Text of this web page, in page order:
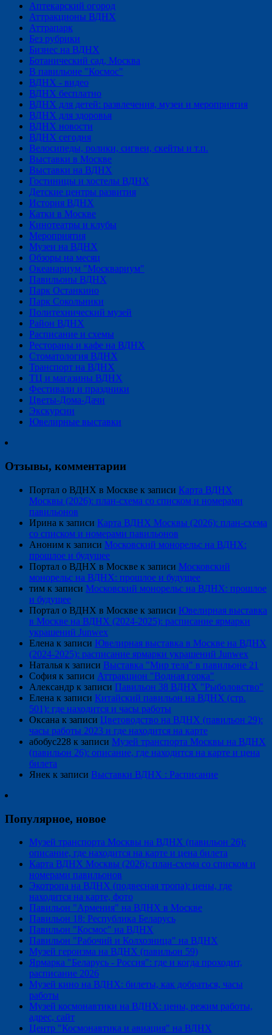
Аптекарский огород
Аттракционы ВДНХ
Аттрапарк
Без рубрики
Бизнес на ВДНХ
Ботанический сад, Москва
В павильоне "Космос"
ВДНХ - видео
ВДНХ бесплатно
ВДНХ для детей: развлечения, музеи и мероприятия
ВДНХ для здоровья
ВДНХ новости
ВДНХ сегодня
Велосипеды, ролики, сигвеи, скейты и т.п.
Выставки в Москве
Выставки на ВДНХ
Гостиницы и хостелы ВДНХ
Детские центры развития
История ВДНХ
Катки в Москве
Кинотеатры и клубы
Мероприятия
Музеи на ВДНХ
Обзоры на месяц
Океанариум "Москвариум"
Павильоны ВДНХ
Парк Останкино
Парк Сокольники
Политехнический музей
Район ВДНХ
Расписание и схемы
Рестораны и кафе на ВДНХ
Стоматология ВДНХ
Транспорт на ВДНХ
ТЦ и магазины ВДНХ
Фестивали и праздники
Цветы-Дома-Дачи
Экскурсии
Ювелирные выставки
Отзывы, комментарии
Портал о ВДНХ в Москве к записи Карта ВДНХ
Москвы (2026): план-схема со списком и номерами
павильонов
Ирина к записи Карта ВДНХ Москвы (2026): план-схема
со списком и номерами павильонов
Аноним к записи Московский монорельс на ВДНХ:
прошлое и будущее
Портал о ВДНХ в Москве к записи Московский
монорельс на ВДНХ: прошлое и будущее
тим к записи Московский монорельс на ВДНХ: прошлое
и будущее
Портал о ВДНХ в Москве к записи Ювелирная выставка
в Москве на ВДНХ (2024-2025): расписание ярмарки
украшений Junwex
Елена к записи Ювелирная выставка в Москве на ВДНХ
(2024-2025): расписание ярмарки украшений Junwex
Наталья к записи Выставка "Мир тела" в павильоне 21
София к записи Аттракцион "Водная горка"
Александр к записи Павильон 38 ВДНХ "Рыболовство"
Елена к записи Китайский павильон на ВДНХ (стр.
501): где находится и часы работы
Оксана к записи Цветоводство на ВДНХ (павильон 29):
часы работы 2023 и где находится на карте
абобус228 к записи Музей транспорта Москвы на ВДНХ
(павильон 26): описание, где находится на карте и цена
билета
Янек к записи Выставки ВДНХ : Расписание
Популярное, новое
Музей транспорта Москвы на ВДНХ (павильон 26):
описание, где находится на карте и цена билета
Карта ВДНХ Москвы (2026): план-схема со списком и
номерами павильонов
Экотропа на ВДНХ (подвесная тропа): цены, где
находится на карте, фото
Павильон "Армения" на ВДНХ в Москве
Павильон 18: Республика Беларусь
Павильон "Космос" на ВДНХ
Павильон "Рабочий и Колхозница" на ВДНХ
Музей героизма на ВДНХ (павильон 59)
Ярмарка "Беларусь - Россия": где и когда проходит,
расписание 2026
Музей кино на ВДНХ: билеты, как добраться, часы
работы
Музей космонавтики на ВДНХ: цены, режим работы,
адрес, сайт
Центр "Космонавтика и авиация" на ВДНХ